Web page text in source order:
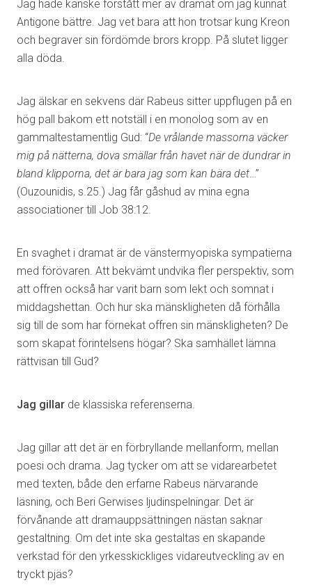
Jag hade kanske förstått mer av dramat om jag kunnat
Antigone bättre. Jag vet bara att hon trotsar kung Kreon
och begraver sin fördömde brors kropp. På slutet ligger
alla döda.
Jag älskar en sekvens där Rabeus sitter uppflugen på en
hög pall bakom ett notställ i en monolog som av en
gammaltestamentlig Gud: “De vrålande massorna väcker
mig på nätterna, dova smällar från havet när de dundrar in
bland klipporna, det är bara jag som kan bära det…”
(Ouzounidis, s.25.) Jag får gåshud av mina egna
associationer till Job 38:12.
En svaghet i dramat är de vänstermyopiska sympatierna
med förövaren. Att bekvämt undvika fler perspektiv, som
att offren också har varit barn som lekt och somnat i
middagshettan. Och hur ska mänskligheten då förhålla
sig till de som har förnekat offren sin mänskligheten? De
som skapat förintelsens högar? Ska samhället lämna
rättvisan till Gud?
Jag gillar de klassiska referenserna.
Jag gillar att det är en förbryllande mellanform, mellan
poesi och drama. Jag tycker om att se vidarearbetet
med texten, både den erfarne Rabeus närvarande
läsning, och Beri Gerwises ljudinspelningar. Det är
förvånande att dramauppsättningen nästan saknar
gestaltning. Om det inte ska gestaltas en skapande
verkstad för den yrkesskickliges vidareutveckling av en
tryckt pjäs?